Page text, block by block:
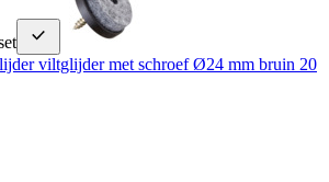
viltglijder met schroef Ø24 mm bruin 20